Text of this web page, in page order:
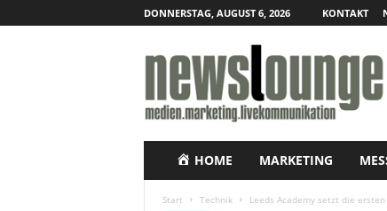
DONNERSTAG, AUGUST 6, 2026 KONTAKT
e
s
HOME MARKETING
Start Technik Leeds Academy setzt die